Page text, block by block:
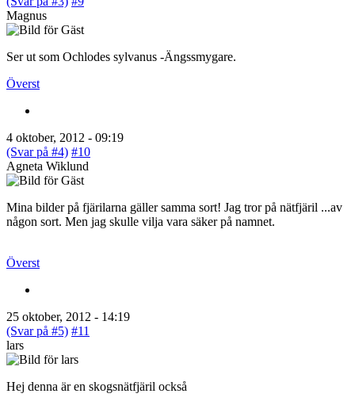
Magnus
Ser ut som Ochlodes sylvanus -Ängssmygare.
Överst
4 oktober, 2012 - 09:19
(Svar på #4) #10
Agneta Wiklund
Mina bilder på fjärilarna gäller samma sort! Jag tror på nätfjäril ...av
någon sort. Men jag skulle vilja vara säker på namnet.
Överst
25 oktober, 2012 - 14:19
(Svar på #5) #11
lars
Hej denna är en skogsnätfjäril också